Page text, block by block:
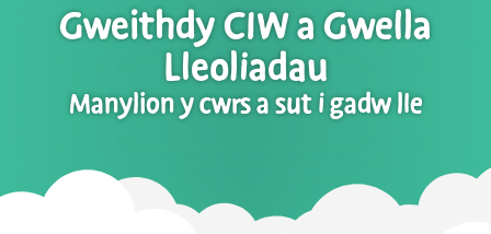
Gweithdy CIW a Gwella
Lleoliadau
Manylion y cwrs a sut i gadw lle